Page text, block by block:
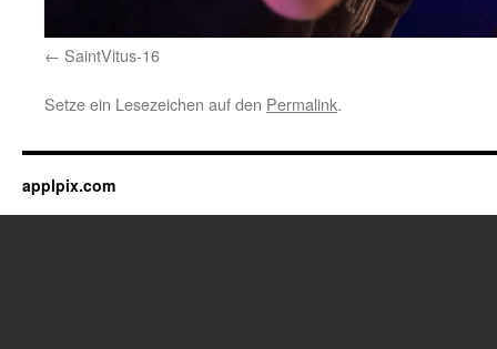
SaintVitus-16
Setze ein Lesezeichen auf den Permalink.
applpix.com